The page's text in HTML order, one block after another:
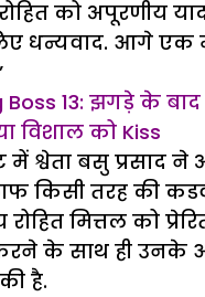
को अपूरणीय
धन्यवाद. आगे एक
13: झगड़े के
विशाल को Kiss
श्वेता बसु प्रसाद ने
किसी तरह की
मित्तल को
के साथ ही उनके
है.